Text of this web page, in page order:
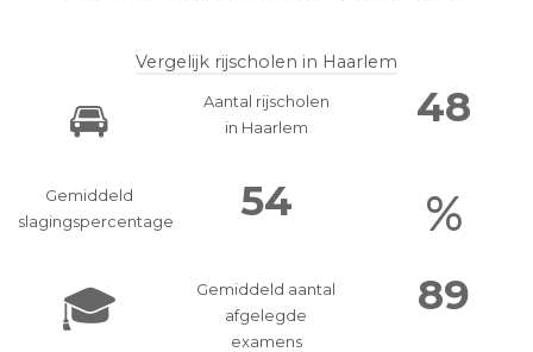
Vergelijk rijscholen in Haarlem
🚘
Aantal rijscholen
in Haarlem
48
Gemiddeld
slagingspercentage
54
%
🎓
Gemiddeld aantal
afgelegde
examens
89